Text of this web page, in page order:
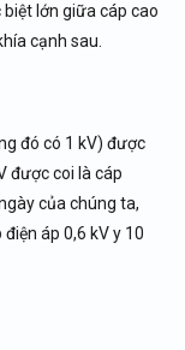
lớn giữa cáp cao
cạnh sau.
đó có 1 kV) được
được coi là cáp
của chúng ta,
áp 0,6 kV y 10